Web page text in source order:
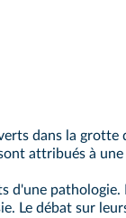
dans la grotte
attribués à une
d'une pathologie.
Le débat sur